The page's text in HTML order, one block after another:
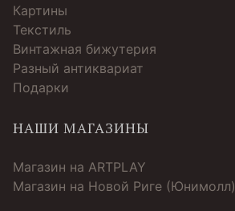
Картины
Текстиль
Винтажная бижутерия
Разный антиквариат
Подарки
НАШИ МАГАЗИНЫ
Магазин на ARTPLAY
Магазин на Новой Риге (Юнимолл)